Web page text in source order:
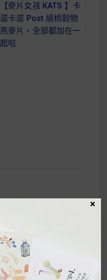
【麥片女孩 KATS 】卡
滋卡滋 Post 胡桃穀物
燕麥片，全部都加在一
起啦
×